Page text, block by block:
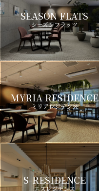
SEASON FLATS
シーズンフラッツ
MYRIA RESIDENCE
ミリアレジデンス
S-RESIDENCE
エスレジデンス